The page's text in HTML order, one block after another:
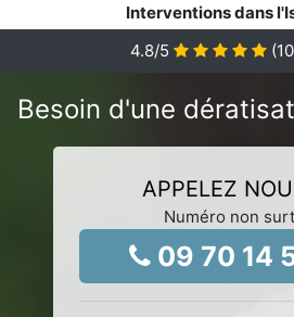
Interventions dans
4.8/5 (
Besoin d'une
APPELEZ
Numéro non
09 70 14